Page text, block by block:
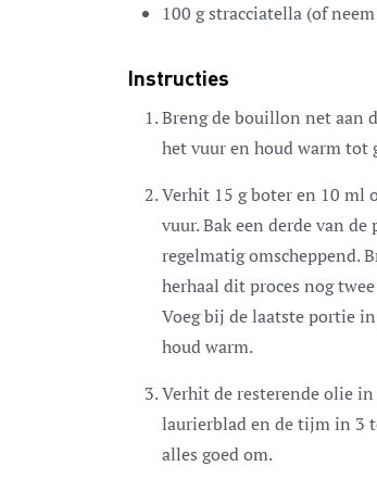
100 gstracciatella (of
Instructies
Breng de bouillon net aan
het vuur en houd warm tot
Verhit 15 g boter en 10 ml
vuur. Bak een derde van
regelmatig omscheppend.
herhaal dit proces nog
Voeg bij de laatste portie
houd warm.
Verhit de resterende olie
laurierblad en de tijm in 3
alles goed om.